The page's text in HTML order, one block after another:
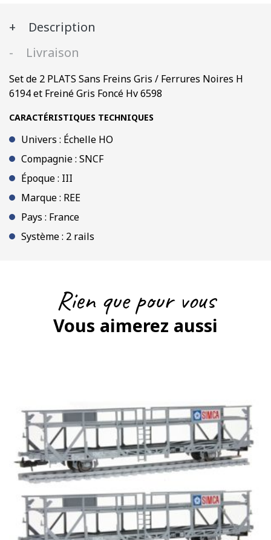
Description
Livraison
Set de 2 PLATS Sans Freins Gris / Ferrures Noires H
6194 et Freiné Gris Foncé Hv 6598
CARACTÉRISTIQUES TECHNIQUES
Univers : Échelle HO
Compagnie : SNCF
Époque : III
Marque : REE
Pays : France
Système : 2 rails
Rien que pour vous
Vous aimerez aussi